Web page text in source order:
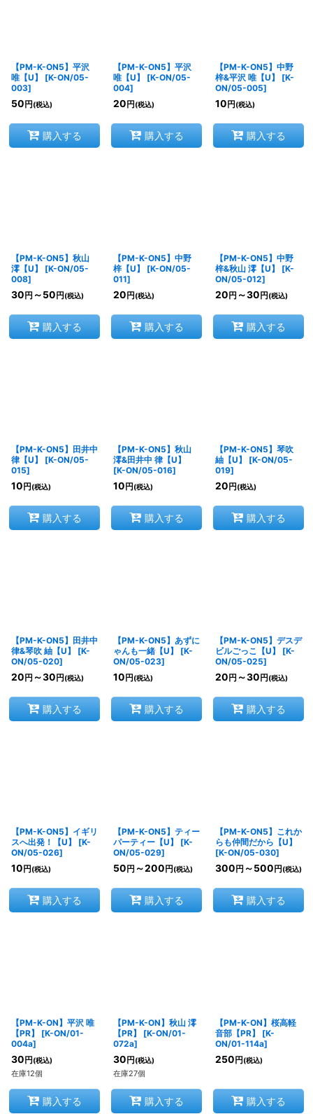
【PM-K-ON5】平沢
唯【U】
[K-ON/05-
003]
50 円 (税込)
購入する
【PM-K-ON5】平沢
唯【U】
[K-ON/05-
004]
20 円 (税込)
購入する
【PM-K-ON5】中野
梓&平沢 唯【U】
[K-
ON/05-005]
10 円 (税込)
購入する
【PM-K-ON5】秋山
澪【U】
[K-ON/05-
008]
30 円 ～50 円 (税込)
購入する
【PM-K-ON5】中野
梓【U】
[K-ON/05-
011]
20 円 (税込)
購入する
【PM-K-ON5】中野
梓&秋山 澪【U】
[K-
ON/05-012]
20 円 ～30 円 (税込)
購入する
【PM-K-ON5】田井中
律【U】
[K-ON/05-
015]
10 円 (税込)
購入する
【PM-K-ON5】秋山
澪&田井中 律【U】
[K-ON/05-016]
10 円 (税込)
購入する
【PM-K-ON5】琴吹
紬【U】
[K-ON/05-
019]
20 円 (税込)
購入する
【PM-K-ON5】田井中
律&琴吹 紬【U】
[K-
ON/05-020]
20 円 ～30 円 (税込)
購入する
【PM-K-ON5】あずに
ゃんも一緒【U】
[K-
ON/05-023]
10 円 (税込)
購入する
【PM-K-ON5】デスデ
ビルごっこ【U】
[K-
ON/05-025]
20 円 ～30 円 (税込)
購入する
【PM-K-ON5】イギリ
スへ出発！【U】
[K-
ON/05-026]
10 円 (税込)
購入する
【PM-K-ON5】ティー
パーティー【U】
[K-
ON/05-029]
50 円 ～200 円 (税込)
購入する
【PM-K-ON5】これか
らも仲間だから【U】
[K-ON/05-030]
300 円 ～500 円 (税込)
購入する
【PM-K-ON】平沢 唯
【PR】
[K-ON/01-
004a]
30 円 (税込)
在庫12個
購入する
【PM-K-ON】秋山 澪
【PR】
[K-ON/01-
072a]
30 円 (税込)
在庫27個
購入する
【PM-K-ON】桜高軽
音部【PR】
[K-
ON/01-114a]
250 円 (税込)
購入する